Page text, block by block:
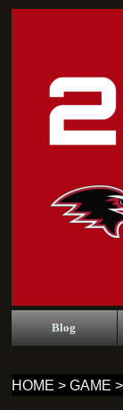
Blog
HOME > GAME >